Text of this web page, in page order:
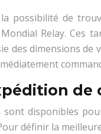
possibilité de
Relay.
des dimensions
de
sont disponibles
définir la